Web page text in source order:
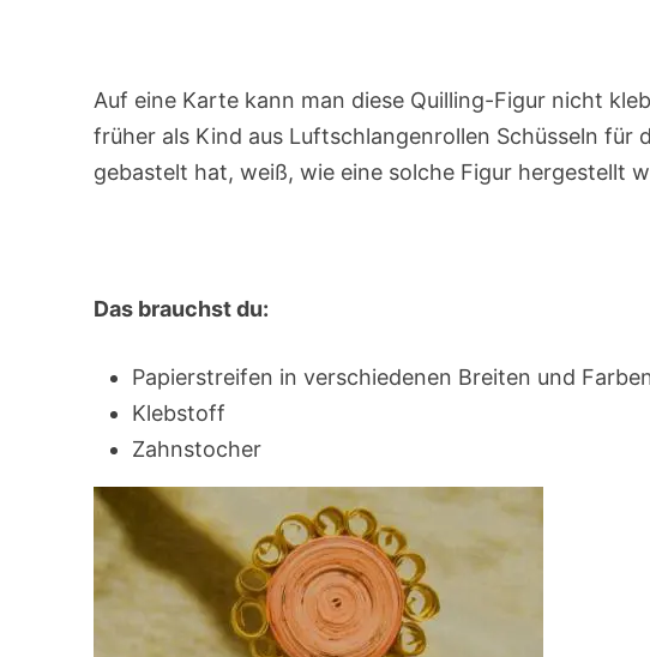
Auf eine Karte kann man diese Quilling-Figur nicht
früher als Kind aus Luftschlangenrollen Schüsseln für
gebastelt hat, weiß, wie eine solche Figur hergestellt
Das brauchst du:
Papierstreifen in verschiedenen Breiten und
Klebstoff
Zahnstocher